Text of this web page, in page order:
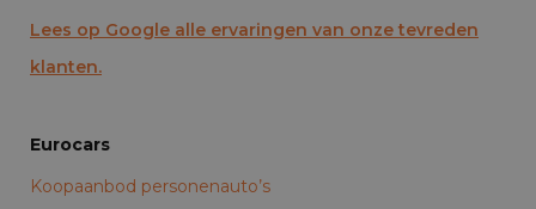
Lees op Google alle ervaringen van onze tevreden
klanten.
Eurocars
Koopaanbod personenauto’s